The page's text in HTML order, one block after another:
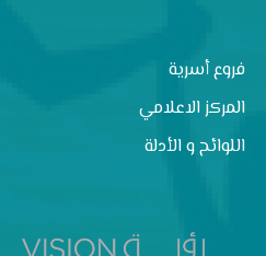
فروع أسرية
المركز الاعلامي
اللوائح و الأدلة